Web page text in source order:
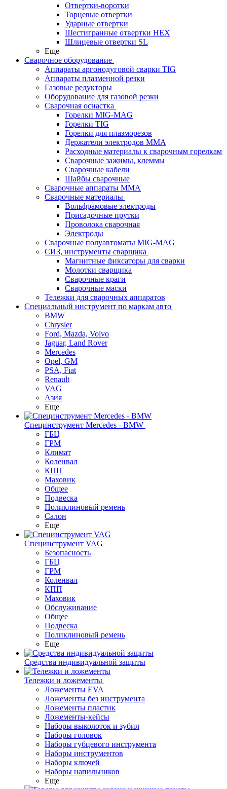
Отвертки-воротки
Торцевые отвертки
Ударные отвертки
Шестигранные отвертки HEX
Шлицевые отвертки SL
Еще
Сварочное оборудование
Аппараты аргонодуговой сварки TIG
Аппараты плазменной резки
Газовые редукторы
Оборудование для газовой резки
Сварочная оснастка
Горелки MIG-MAG
Горелки TIG
Горелки для плазморезов
Держатели электродов ММА
Расходные материалы к сварочным горелкам
Сварочные зажимы, клеммы
Сварочные кабели
Шайбы сварочные
Сварочные аппараты MMA
Сварочные материалы
Вольфрамовые электроды
Присадочные прутки
Проволока сварочная
Электроды
Сварочные полуавтоматы MIG-MAG
СИЗ, инструменты сварщика
Магнитные фиксаторы для сварки
Молотки сварщика
Сварочные краги
Сварочные маски
Тележки для сварочных аппаратов
Специальный инструмент по маркам авто
BMW
Chrysler
Ford, Mazda, Volvo
Jaguar, Land Rover
Mercedes
Opel, GM
PSA, Fiat
Renault
VAG
Азия
Еще
Специнструмент Mercedes - BMW
ГБЦ
ГРМ
Климат
Коленвал
КПП
Маховик
Общее
Подвеска
Поликлиновый ремень
Салон
Еще
Специнструмент VAG
Безопасность
ГБЦ
ГРМ
Коленвал
КПП
Маховик
Обслуживание
Общее
Подвеска
Поликлиновый ремень
Еще
Средства индивидуальной защиты
Тележки и ложементы
Ложементы EVA
Ложементы без инструмента
Ложементы пластик
Ложементы-кейсы
Наборы выколоток и зубил
Наборы головок
Наборы губцевого инструмента
Наборы инструментов
Наборы ключей
Наборы напильников
Еще